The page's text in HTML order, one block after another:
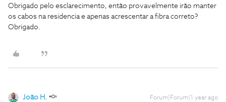
Obrigado pelo esclarecimento, então provavelmente irão manter
os cabos na residencia e apenas acrescentar a fibra correto?
Obrigado.
João H. Forum|Forum|1 year ago